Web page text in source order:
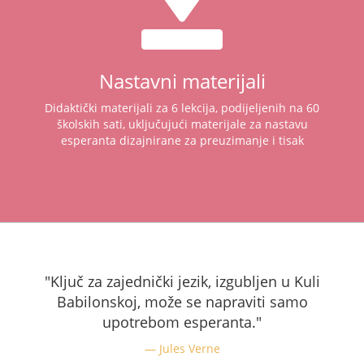
Nastavni materijali
Didaktički materijali za 6 lekcija, podijeljenih na 60
školskih sati, uključujući materijale za nastavu
esperanta dizajnirane za preuzimanje i tisak
"Ključ za zajednički jezik, izgubljen u Kuli
Babilonskoj, može se napraviti samo
upotrebom esperanta."
Jules Verne